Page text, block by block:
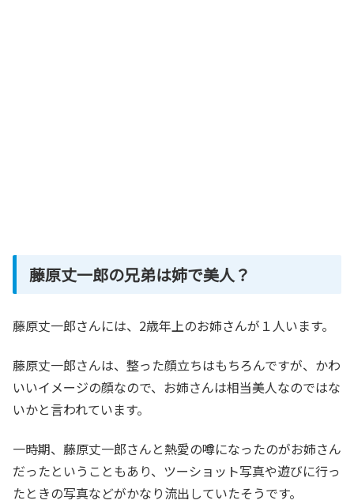
藤原丈一郎の兄弟は姉で美人？
藤原丈一郎さんには、2歳年上のお姉さんが１人います。
藤原丈一郎さんは、整った顔立ちはもちろんですが、かわ
いいイメージの顔なので、お姉さんは相当美人なのではな
いかと言われています。
一時期、藤原丈一郎さんと熱愛の噂になったのがお姉さん
だったということもあり、ツーショット写真や遊びに行っ
たときの写真などがかなり流出していたそうです。